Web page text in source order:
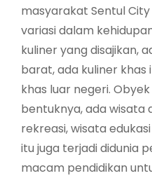
masyarakat Sentul
variasi dalam
kuliner yang disajikan,
barat, ada kuliner khas
khas luar negeri.
bentuknya, ada wisata
rekreasi, wisata
itu juga terjadi didunia
macam pendidikan